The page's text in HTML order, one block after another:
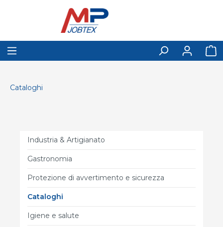
Cataloghi
Industria & Artigianato
Gastronomia
Protezione di avvertimento e sicurezza
Cataloghi
Igiene e salute